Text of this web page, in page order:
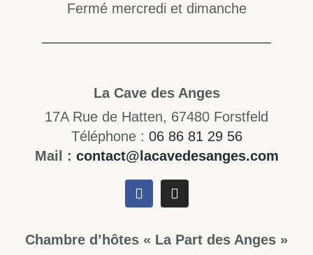
Fermé mercredi et dimanche
La Cave des Anges
17A Rue de Hatten, 67480 Forstfeld
Téléphone : 06 86 81 29 56
Mail : contact@lacavedesanges.com
Chambre d’hôtes « La Part des Anges »